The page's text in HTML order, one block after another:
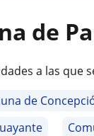
de
a las que
de